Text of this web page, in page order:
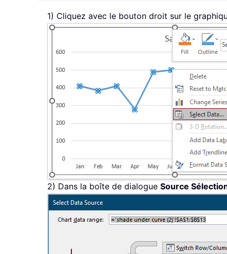
1) Cliquez avec le bouton droit sur le
2) Dans la boîte de dialogue Source